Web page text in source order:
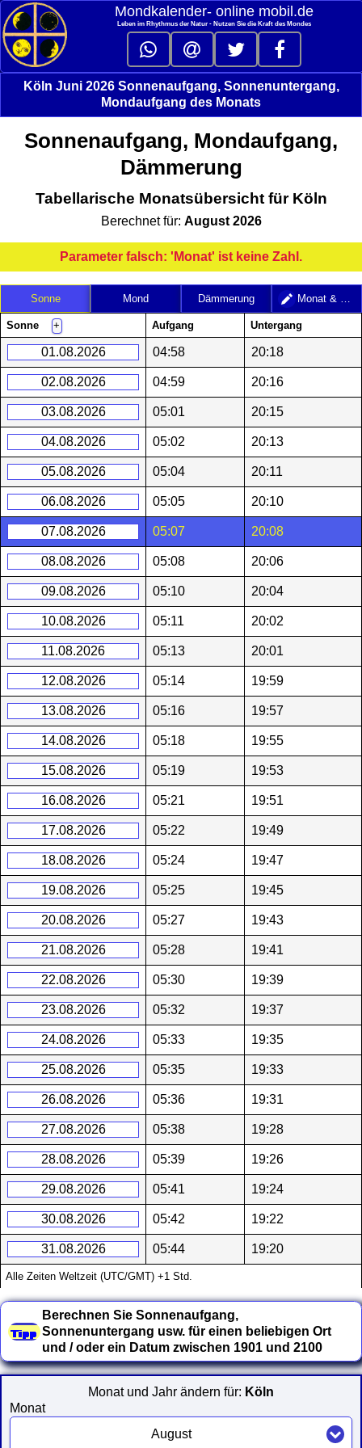
Mondkalender‑ online mobil.de
Leben im Rhythmus der Natur - Nutzen Sie die Kraft des Mondes
Köln Juni 2026 Sonnenaufgang, Sonnenuntergang,
Mondaufgang des Monats
Sonnenaufgang, Mondaufgang,
Dämmerung
Tabellarische Monatsübersicht für Köln
Berechnet für: August 2026
Parameter falsch: 'Monat' ist keine Zahl.
Sonne Mond Dämmerung
+
Sonne Aufgang Untergang
01.08.2026 04:58 20:18
02.08.2026 04:59 20:16
03.08.2026 05:01 20:15
04.08.2026 05:02 20:13
05.08.2026 05:04 20:11
06.08.2026 05:05 20:10
07.08.2026 05:07 20:08
08.08.2026 05:08 20:06
09.08.2026 05:10 20:04
10.08.2026 05:11 20:02
11.08.2026 05:13 20:01
12.08.2026 05:14 19:59
13.08.2026 05:16 19:57
14.08.2026 05:18 19:55
15.08.2026 05:19 19:53
16.08.2026 05:21 19:51
17.08.2026 05:22 19:49
18.08.2026 05:24 19:47
19.08.2026 05:25 19:45
20.08.2026 05:27 19:43
21.08.2026 05:28 19:41
22.08.2026 05:30 19:39
23.08.2026 05:32 19:37
24.08.2026 05:33 19:35
25.08.2026 05:35 19:33
26.08.2026 05:36 19:31
27.08.2026 05:38 19:28
28.08.2026 05:39 19:26
29.08.2026 05:41 19:24
30.08.2026 05:42 19:22
31.08.2026 05:44 19:20
Alle Zeiten Weltzeit (UTC/GMT) +1 Std.
Berechnen Sie Sonnenaufgang,
Sonnenuntergang usw. für einen beliebigen Ort
und / oder ein Datum zwischen 1901 und 2100
Monat und Jahr ändern für: Köln
Monat
August